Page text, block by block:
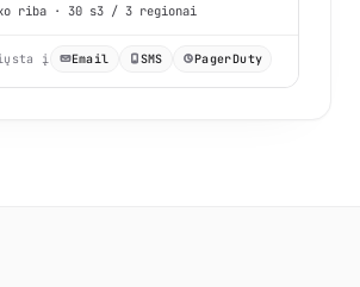
riba · 30 s3 / 3 regionai
į Email SMS PagerDuty